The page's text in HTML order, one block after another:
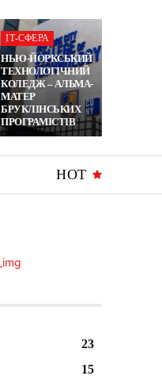
ІТ-СФЕРА
НЬЮ-ЙОРКСЬКИЙ
ТЕХНОЛОГІЧНИЙ
КОЛЕДЖ – АЛЬМА-
МАТЕР
БРУКЛІНСЬКИХ
ПРОГРАМІСТІВ
HOT
23
15